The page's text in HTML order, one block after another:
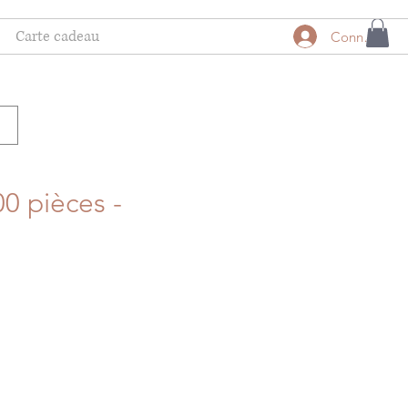
Carte cadeau Connexion
pièces -